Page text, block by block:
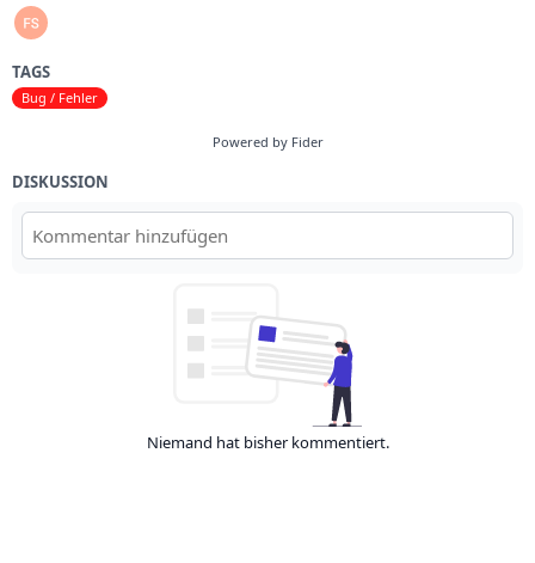
TAGS
Bug / Fehler
Powered by Fider
DISKUSSION
Niemand hat bisher kommentiert.